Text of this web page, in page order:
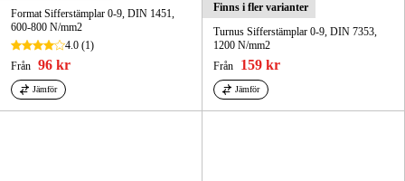
Våra varumärken
Kontakt & Öppettider
FAQ
Format Sifferstämplar 0-9, DIN 1451,
600-800 N/mm2
4.0 (1)
Från 96 kr
Jämför
Finns i fler varianter
Turnus Sifferstämplar 0-9, DIN 7353,
1200 N/mm2
Från
159 kr
Jämför